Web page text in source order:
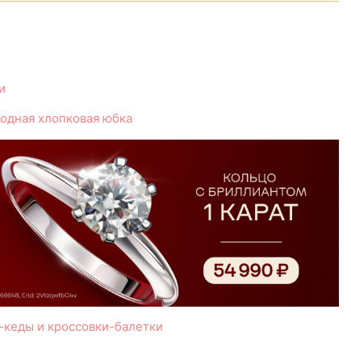
хлопковая юбка
и кроссовки-балетки